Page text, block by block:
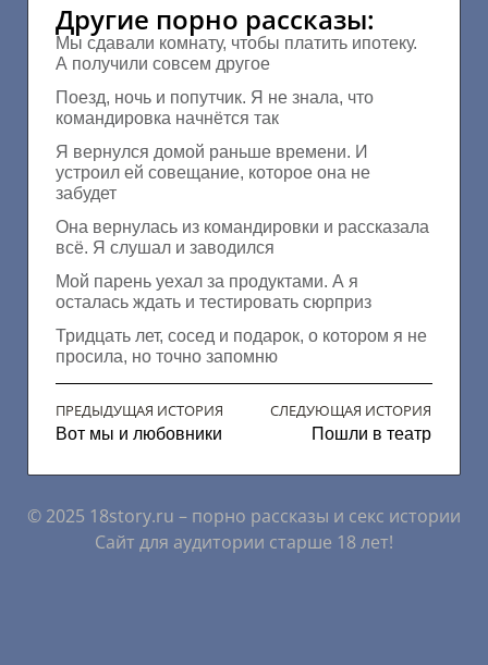
Другие порно рассказы:
Мы сдавали комнату, чтобы платить ипотеку.
А получили совсем другое
Поезд, ночь и попутчик. Я не знала, что
командировка начнётся так
Я вернулся домой раньше времени. И
устроил ей совещание, которое она не
забудет
Она вернулась из командировки и рассказала
всё. Я слушал и заводился
Мой парень уехал за продуктами. А я
осталась ждать и тестировать сюрприз
Тридцать лет, сосед и подарок, о котором я не
просила, но точно запомню
ПРЕДЫДУЩАЯ ИСТОРИЯ
Вот мы и любовники
СЛЕДУЮЩАЯ ИСТОРИЯ
Пошли в театр
© 2025 18story.ru – порно рассказы и секс истории
Сайт для аудитории старше 18 лет!